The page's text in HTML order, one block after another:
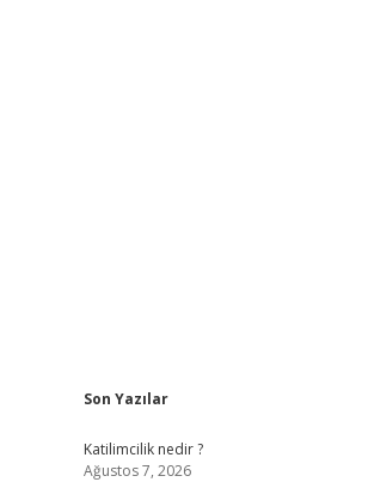
Sidebar
Son Yazılar
Katilimcilik nedir ?
Ağustos 7, 2026
ilbet giriş